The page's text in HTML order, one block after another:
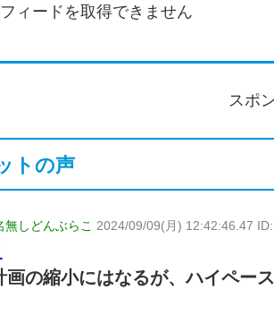
ィードを取得できません
スポ
トの声
無しどんぶらこ 2024/09/09(月) 12:42:46.47
画の縮小にはなるが、ハイペー